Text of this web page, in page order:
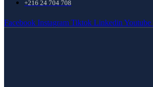
+216 24 704 708
Facebook Instagram Tiktok Linkedin Youtube